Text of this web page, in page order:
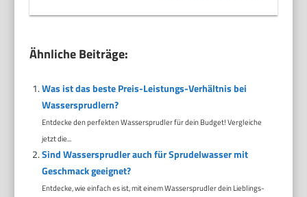
Ähnliche Beiträge:
Was ist das beste Preis-Leistungs-Verhältnis bei
Wassersprudlern?
Entdecke den perfekten Wassersprudler für dein Budget! Vergleiche
jetzt die...
Sind Wassersprudler auch für Sprudelwasser mit
Geschmack geeignet?
Entdecke, wie einfach es ist, mit einem Wassersprudler dein Lieblings-